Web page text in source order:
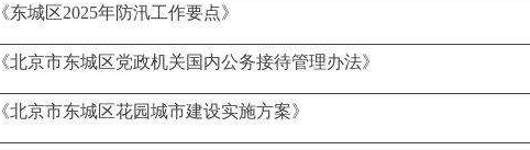
《东城区2025年防汛工作要点》
《北京市东城区党政机关国内公务接待管理办法》
《北京市东城区花园城市建设实施方案》